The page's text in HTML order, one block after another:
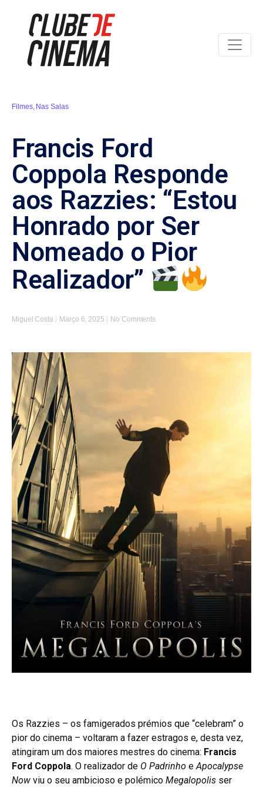
Filmes, Nas Salas
Francis Ford
Coppola Responde
aos Razzies: “Estou
Honrado por Ser
Nomeado o Pior
Realizador”
Miguel Costa Março 6, 2025 No Comments
Os Razzies – os famigerados prémios que “celebram” o
pior do cinema – voltaram a fazer estragos e, desta vez,
atingiram um dos maiores mestres do cinema: Francis
Ford Coppola. O realizador de O Padrinho eApocalypse
Now viu o seu ambicioso e polémico Megalopolis ser